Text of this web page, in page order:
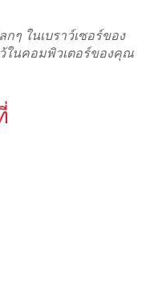
ๆ ในเบราว์เซอร์ของ
ในคอมพิวเตอร์ของคุณ